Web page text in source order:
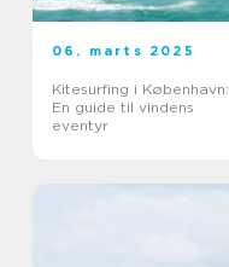
06. marts 2025
Kitesurfing i København:
En guide til vindens
eventyr